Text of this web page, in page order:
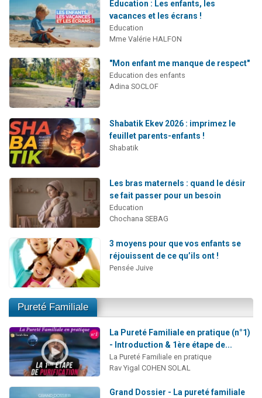
Éducation : Les enfants, les
vacances et les écrans !
Education
Mme Valérie HALFON
"Mon enfant me manque de respect"
Education des enfants
Adina SOCLOF
Shabatik Ekev 2026 : imprimez le
feuillet parents-enfants !
Shabatik
Les bras maternels : quand le désir
se fait passer pour un besoin
Education
Chochana SEBAG
3 moyens pour que vos enfants se
réjouissent de ce qu’ils ont !
Pensée Juive
Pureté Familiale
La Pureté Familiale en pratique (n°1)
- Introduction & 1ère étape de...
La Pureté Familiale en pratique
Rav Yigal COHEN SOLAL
Grand Dossier - La pureté familiale